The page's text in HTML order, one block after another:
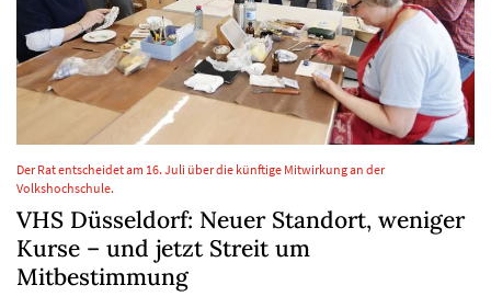
Der Rat entscheidet am 16. Juli über die künftige Mitwirkung an der
Volkshochschule.
VHS Düsseldorf: Neuer Standort, weniger
Kurse – und jetzt Streit um
Mitbestimmung